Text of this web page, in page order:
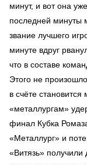
минут, и вот она
последней минуты
звание лучшего
минуте вдруг
что в составе
Этого не
в счёте
«металлургам»
финал Кубка
«Металлург» и
«Витязь» получили